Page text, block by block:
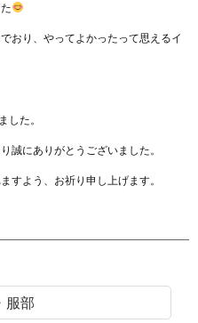
おり、やってよかったって思えるイ
した。
誠にありがとうございました。
すよう、お祈り申し上げます。
服部